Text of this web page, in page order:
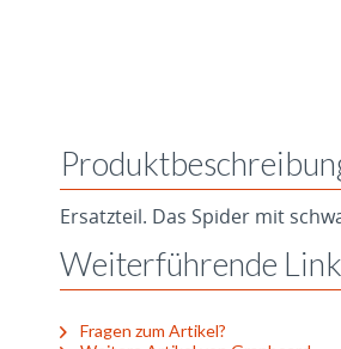
Ersatzteil. Das Spider mit
Weiterführende
Fragen zum Artikel?